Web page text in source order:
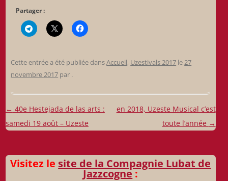
Partager :
Cette entrée a été publiée dansAccueil, Uzestivals 2017 le27
novembre 2017 par .
Navigation
des
← 40e Hestejada de las arts :
samedi 19 août – Uzeste
en 2018, Uzeste Musical c’est
toute l’année →
Visitez le site de la Compagnie Lubat de
Jazzcogne: